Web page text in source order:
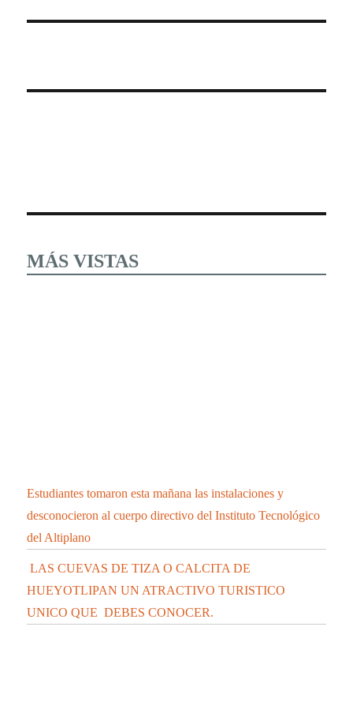
MÁS VISTAS
CONFIRMA SESA 45 PERSONAS RECUPERADAS, 2
DEFUNCIONES Y 148 CASOS POSITIVOS EN
TLAXCALA DE COVID-19
CONFIRMA SESA 2 PERSONAS RECUPERADAS, 1
DEFUNCIÓN Y 10 CASOS POSITIVOS EN
TLAXCALA DE COVID-19